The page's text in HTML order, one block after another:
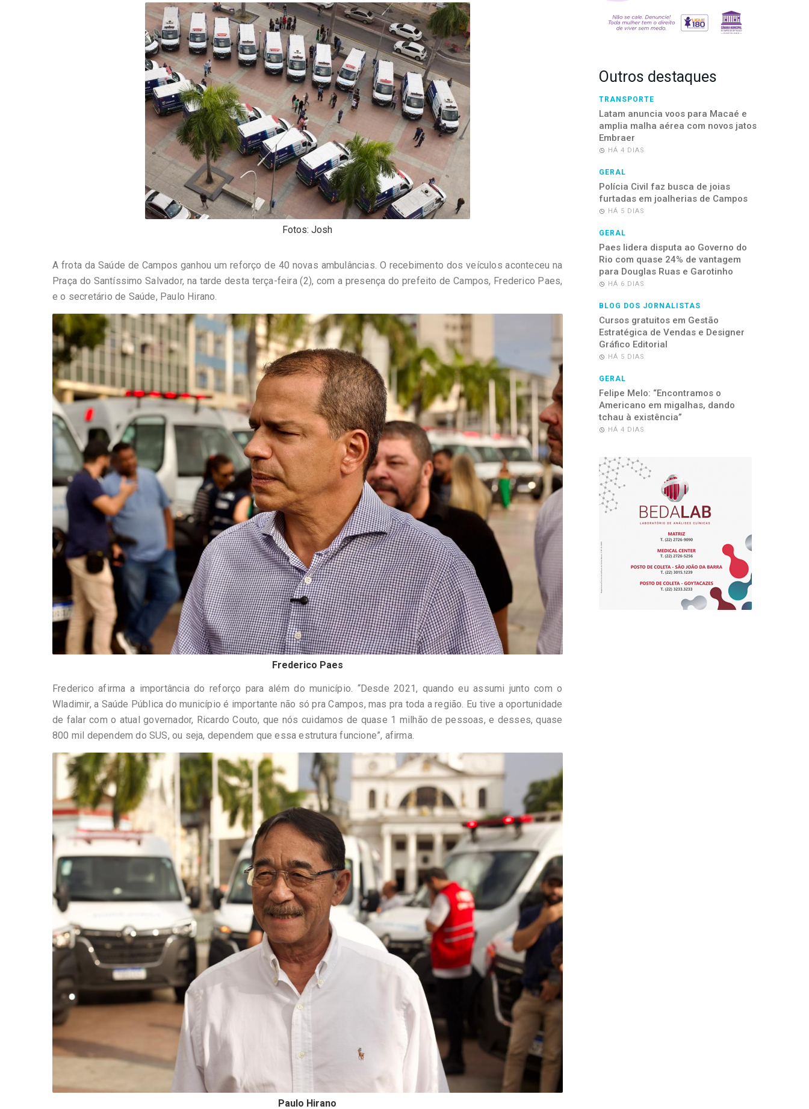
Fotos: Josh
A frota da Saúde de Campos ganhou um reforço de 40 novas ambulâncias. O recebimento dos veículos aconteceu na
Praça do Santíssimo Salvador, na tarde desta terça-feira (2), com a presença do prefeito de Campos, Frederico Paes,
e o secretário de Saúde, Paulo Hirano.
Frederico Paes
Frederico afirma a importância do reforço para além do município. “Desde 2021, quando eu assumi junto com o
Wladimir, a Saúde Pública do município é importante não só pra Campos, mas pra toda a região. Eu tive a oportunidade
de falar com o atual governador, Ricardo Couto, que nós cuidamos de quase 1 milhão de pessoas, e desses, quase
800 mil dependem do SUS, ou seja, dependem que essa estrutura funcione”, afirma.
Paulo Hirano
Outros destaques
TRANSPORTE
Latam anuncia voos para Macaé e
amplia malha aérea com novos jatos
Embraer
HÁ 4 DIAS
GERAL
Polícia Civil faz busca de joias
furtadas em joalherias de Campos
HÁ 5 DIAS
GERAL
Paes lidera disputa ao Governo do
Rio com quase 24% de vantagem
para Douglas Ruas e Garotinho
HÁ 6 DIAS
BLOG DOS JORNALISTAS
Cursos gratuitos em Gestão
Estratégica de Vendas e Designer
Gráfico Editorial
HÁ 5 DIAS
GERAL
Felipe Melo: “Encontramos o
Americano em migalhas, dando
tchau à existência”
HÁ 4 DIAS